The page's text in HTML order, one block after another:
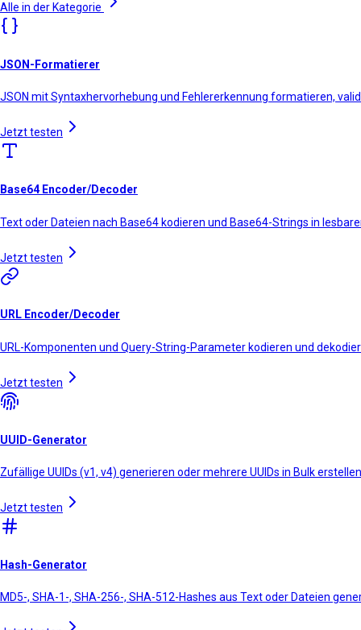
Alle in der Kategorie
JSON-Formatierer
JSON mit Syntaxhervorhebung und Fehlererkennung formatieren,
Jetzt testen
Base64 Encoder/Decoder
Text oder Dateien nach Base64 kodieren und Base64-Strings in
Jetzt testen
URL Encoder/Decoder
URL-Komponenten und Query-String-Parameter kodieren und
Jetzt testen
UUID-Generator
Zufällige UUIDs (v1, v4) generieren oder mehrere UUIDs in Bulk erstellen
Jetzt testen
Hash-Generator
MD5-, SHA-1-, SHA-256-, SHA-512-Hashes aus Text oder Dateien